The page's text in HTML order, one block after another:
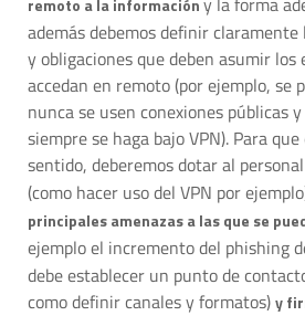
además debemos definir claramente
y obligaciones que deben asumir los
accedan en remoto (por ejemplo, se
nunca se usen conexiones públicas
siempre se haga bajo VPN). Para
sentido, deberemos dotar al
(como hacer uso del VPN por
principales amenazas a las que se
ejemplo el incremento del phishing
debe establecer un punto de
como definir canales y formatos)y